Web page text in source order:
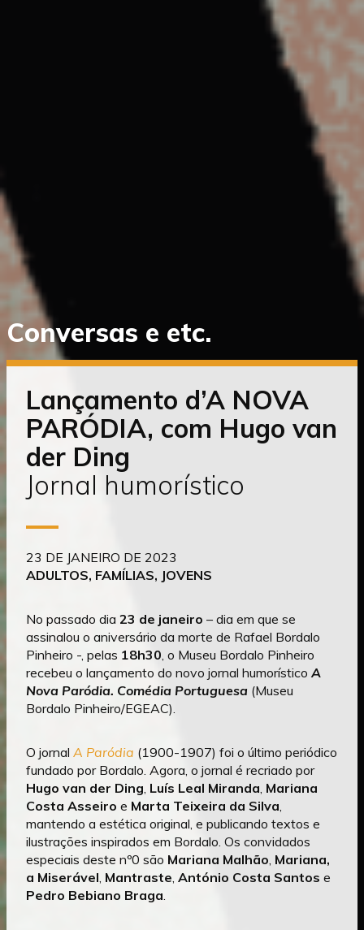
Saltar
diretamente
Conversas e etc.
Lançamento d’A NOVA
PARÓDIA, com Hugo van
der Ding
Jornal humorístico
23 DE JANEIRO DE 2023
ADULTOS, FAMÍLIAS, JOVENS
No passado dia 23 de janeiro – dia em que se
assinalou o aniversário da morte de Rafael Bordalo
Pinheiro -, pelas 18h30, o Museu Bordalo Pinheiro
recebeu o lançamento do novo jornal humorístico A
Nova Paródia. Comédia Portuguesa (Museu
Bordalo Pinheiro/EGEAC).
O jornal A Paródia (1900-1907) foi o último periódico
fundado por Bordalo. Agora, o jornal é recriado por
Hugo van der Ding, Luís Leal Miranda, Mariana
Costa Asseiro e Marta Teixeira da Silva,
mantendo a estética original, e publicando textos e
ilustrações inspirados em Bordalo. Os convidados
especiais deste nº0 são Mariana Malhão, Mariana,
a Miserável, Mantraste, António Costa Santos e
Pedro Bebiano Braga.